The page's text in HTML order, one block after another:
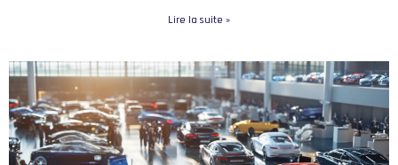
Lire la suite »